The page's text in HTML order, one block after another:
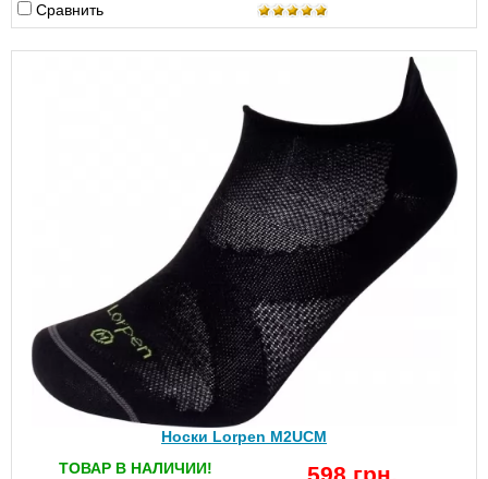
Сравнить
Носки Lorpen M2UCM
ТОВАР В НАЛИЧИИ!